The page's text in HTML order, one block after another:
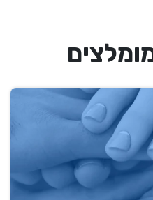
את העצמאים והעצמאיות, וכמובן את